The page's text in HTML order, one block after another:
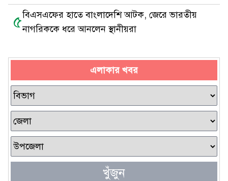
৫বিএসএফের হাতে বাংলাদেশি আটক, জেরে ভারতীয়
নাগরিককে ধরে আনলেন স্থানীয়রা
এলাকার খবর
খুঁজুন